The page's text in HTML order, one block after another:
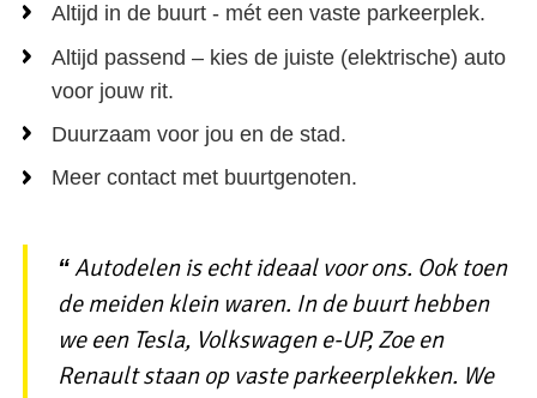
Altijd in de buurt - mét een vaste parkeerplek.
Altijd passend – kies de juiste (elektrische) auto
voor jouw rit.
Duurzaam voor jou en de stad.
Meer contact met buurtgenoten.
Autodelen is echt ideaal voor ons. Ook toen
de meiden klein waren. In de buurt hebben
we een Tesla, Volkswagen e-UP, Zoe en
Renault staan op vaste parkeerplekken. We